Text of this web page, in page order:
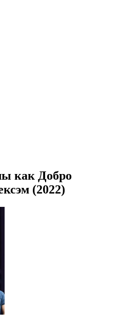
как Добро
(2022)